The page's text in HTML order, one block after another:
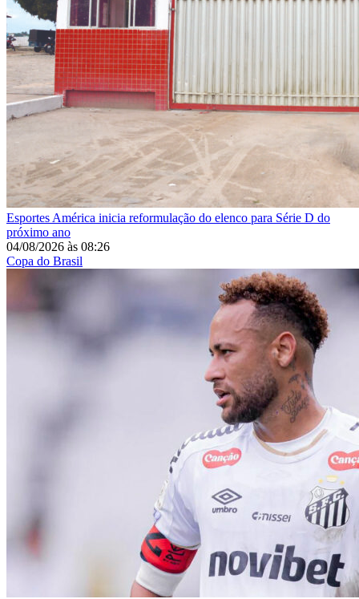
Esportes América inicia reformulação do elenco para Série D do
próximo ano
04/08/2026 às 08:26
Copa do Brasil